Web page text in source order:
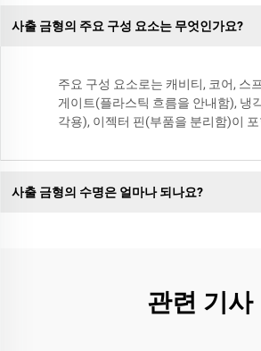
사출 금형의 주요 구성 요소는 무엇인가요?
주요 구성 요소로는 캐비티, 코어, 스
게이트(플라스틱 흐름을 안내함), 냉
각용), 이젝터 핀(부품을 분리함)이
사출 금형의 수명은 얼마나 되나요?
관련 기사